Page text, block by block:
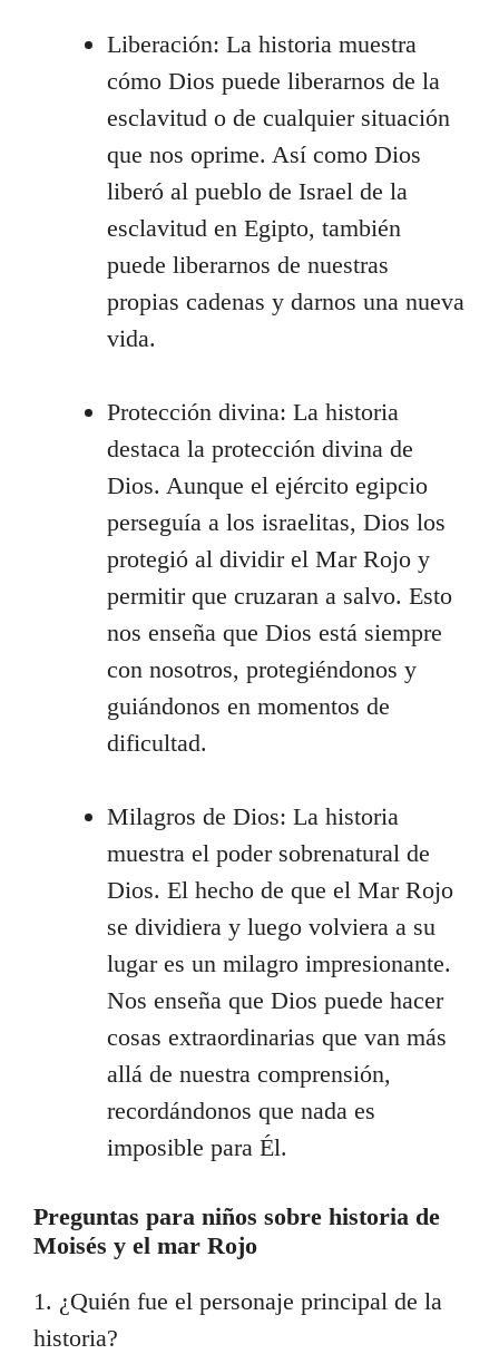
Liberación: La historia muestra
cómo Dios puede liberarnos de la
esclavitud o de cualquier situación
que nos oprime. Así como Dios
liberó al pueblo de Israel de la
esclavitud en Egipto, también
puede liberarnos de nuestras
propias cadenas y darnos una nueva
vida.
Protección divina: La historia
destaca la protección divina de
Dios. Aunque el ejército egipcio
perseguía a los israelitas, Dios los
protegió al dividir el Mar Rojo y
permitir que cruzaran a salvo. Esto
nos enseña que Dios está siempre
con nosotros, protegiéndonos y
guiándonos en momentos de
dificultad.
Milagros de Dios: La historia
muestra el poder sobrenatural de
Dios. El hecho de que el Mar Rojo
se dividiera y luego volviera a su
lugar es un milagro impresionante.
Nos enseña que Dios puede hacer
cosas extraordinarias que van más
allá de nuestra comprensión,
recordándonos que nada es
imposible para Él.
Preguntas para niños sobre historia de
Moisés y el mar Rojo
1. ¿Quién fue el personaje principal de la
historia?